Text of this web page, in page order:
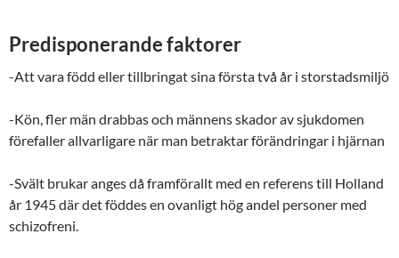
Predisponerande faktorer
-Att vara född eller tillbringat sina första två år i storstadsmiljö
-Kön, fler män drabbas och männens skador av sjukdomen
förefaller allvarligare när man betraktar förändringar i hjärnan
-Svält brukar anges då framförallt med en referens till Holland
år 1945 där det föddes en ovanligt hög andel personer med
schizofreni.